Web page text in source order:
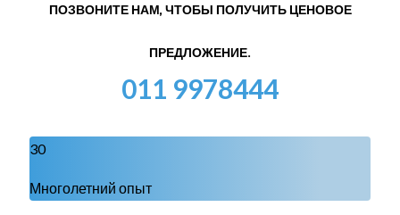
ПОЗВОНИТЕ НАМ, ЧТОБЫ ПОЛУЧИТЬ ЦЕНОВОЕ
ПРЕДЛОЖЕНИЕ.
011 9978444
30
Многолетний опыт